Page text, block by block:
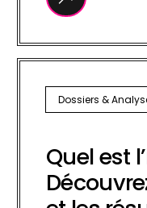
Dossiers &
Quel est